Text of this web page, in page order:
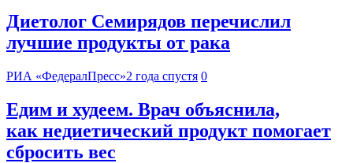
Диетолог Семирядов перечислил
лучшие продукты от рака
РИА «ФедералПресс»2 года спустя 0
Едим и худеем. Врач объяснила,
как недиетический продукт помогает
сбросить вес